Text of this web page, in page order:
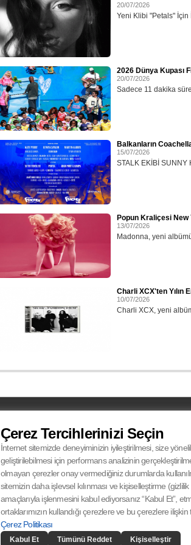
20/07/2026
Yeni Klibi "Petals" İçin
2026 Dünya Kupası
20/07/2026
Sadece 11 dakika
Balkanların
15/07/2026
STALK EKİBİ SUNNY
Popun Kraliçesi New
13/07/2026
Madonna, yeni
Charli XCX'ten Yılın
10/07/2026
Charli XCX, yeni
Çerez Tercihlerinizi Seçin
İnternet sitemizde deneyiminizin iyileştirilmesi, size
geliştirilebilmesi için performans analizinin
olmayan çerezler onay vermediğiniz durumlarda
sitemizin daha işlevsel kılınması ve kişiselleştirme
amaçlarıyla işlenmesini kabul ediyorsanız “Kabul Et”,
ortaklarımızın kullandığı çerezlere ve bu çerezlere
Çerez Politikası
Kabul Et Tümünü Reddet Kişiselleştir
Balıkesir 87.5 Bursa
100.4
Eskişehir
95.0 İstanbul
100.4
Kocaeli
Radyo Fenomen
Ankara
98.8
Radyo Fenomen
Antalya
Radyo Fenomen
Gaziantep
97.1
Radyo Fenomen
İzmir
98.0